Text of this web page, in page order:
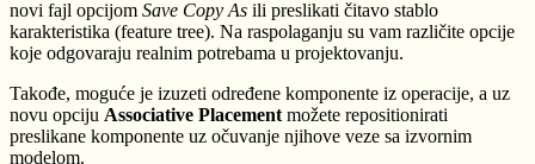
novi fajl opcijom Save Copy As ili preslikati čitavo stablo
karakteristika (feature tree). Na raspolaganju su vam različite opcije
koje odgovaraju realnim potrebama u projektovanju.
Takođe, moguće je izuzeti određene komponente iz operacije, a uz
novu opciju Associative Placement možete repositionirati
preslikane komponente uz očuvanje njihove veze sa izvornim
modelom.